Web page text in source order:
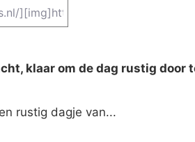
klaar om de dag rustig door
rustig dagje van...